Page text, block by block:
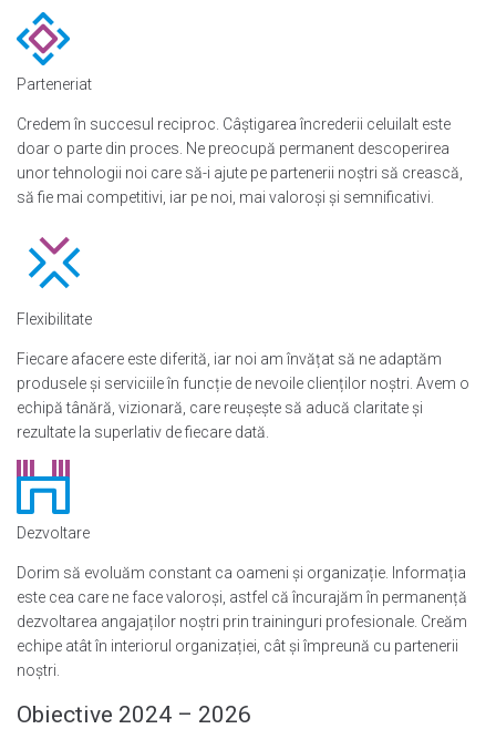
Parteneriat
Credem în succesul reciproc. Câștigarea încrederii celuilalt este
doar o parte din proces. Ne preocupă permanent descoperirea
unor tehnologii noi care să-i ajute pe partenerii noștri să crească,
să fie mai competitivi, iar pe noi, mai valoroși și semnificativi.
Flexibilitate
Fiecare afacere este diferită, iar noi am învățat să ne adaptăm
produsele și serviciile în funcție de nevoile clienților noștri. Avem o
echipă tânără, vizionară, care reușește să aducă claritate și
rezultate la superlativ de fiecare dată.
Dezvoltare
Dorim să evoluăm constant ca oameni și organizație. Informația
este cea care ne face valoroși, astfel că încurajăm în permanență
dezvoltarea angajaților noștri prin traininguri profesionale. Creăm
echipe atât în interiorul organizației, cât și împreună cu partenerii
noștri.
Obiective 2024 – 2026